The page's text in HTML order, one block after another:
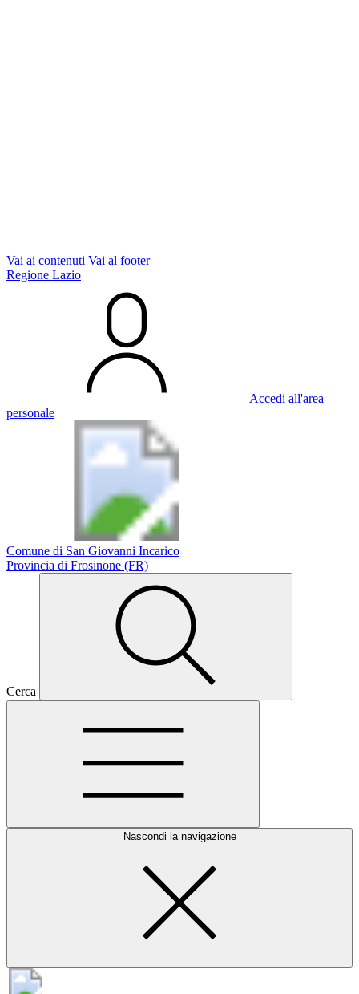
Vai ai contenuti Vai al footer
Regione Lazio
Accedi all'area
personale
Comune di San Giovanni Incarico
Provincia di Frosinone (FR)
Cerca
Nascondi la navigazione